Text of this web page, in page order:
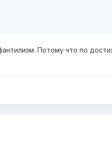
Потому что по